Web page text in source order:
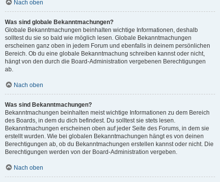
Nach oben
Was sind globale Bekanntmachungen?
Globale Bekanntmachungen beinhalten wichtige Informationen, deshalb
solltest du sie so bald wie möglich lesen. Globale Bekanntmachungen
erscheinen ganz oben in jedem Forum und ebenfalls in deinem persönlichen
Bereich. Ob du eine globale Bekanntmachung schreiben kannst oder nicht,
hängt von den durch die Board-Administration vergebenen Berechtigungen
ab.
Nach oben
Was sind Bekanntmachungen?
Bekanntmachungen beinhalten meist wichtige Informationen zu dem Bereich
des Boards, in dem du dich befindest. Du solltest sie stets lesen.
Bekanntmachungen erscheinen oben auf jeder Seite des Forums, in dem sie
erstellt wurden. Wie bei globalen Bekanntmachungen hängt es von deinen
Berechtigungen ab, ob du Bekanntmachungen erstellen kannst oder nicht. Die
Berechtigungen werden von der Board-Administration vergeben.
Nach oben